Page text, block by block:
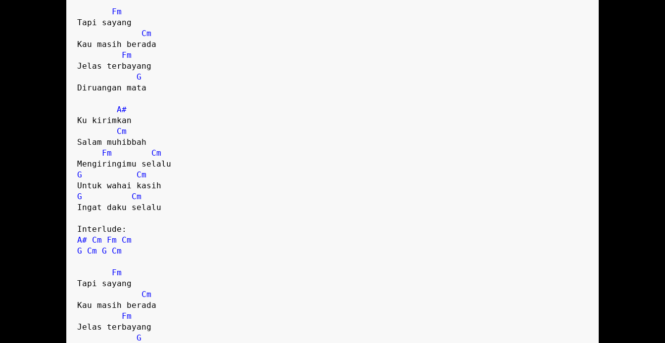
Fm
Tapi sayang
Cm
Kau masih berada
Fm
Jelas terbayang
G
Diruangan mata
A#
Ku kirimkan
Cm
Salam muhibbah
Fm
Cm
G
Cm
G
Cm
Ingat daku selalu
A# Cm Fm
Cm
G
Cm G Cm
Fm
Tapi sayang
Cm
Kau masih berada
Fm
Jelas terbayang
G